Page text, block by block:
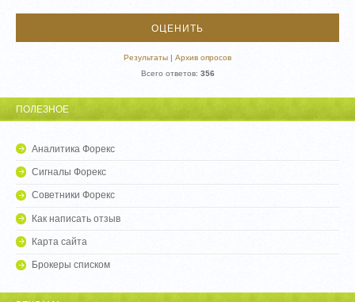
Результаты | Архив опросов
Всего ответов: 356
ПОЛЕЗНОЕ
Аналитика Форекс
Сигналы Форекс
Советники Форекс
Как написать отзыв
Карта сайта
Брокеры списком